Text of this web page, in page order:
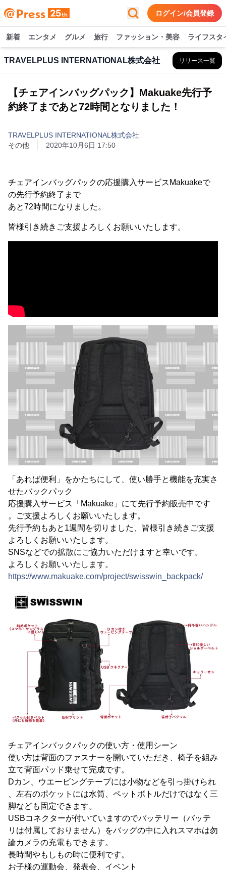
ログイン/会員登録
新着 エンタメ グルメ 旅行 ファッション・美容 ライフスタ
TRAVELPLUS INTERNATIONAL株式会社 リリース一覧
【チェアインバッグパック】Makuake先行予
約終了まであと72時間となりました！
TRAVELPLUS INTERNATIONAL株式会社
その他
2020年10月6日 17:50
チェアインバッグパックの応援購入サービスMakuakeで
の先行予約終了まで
あと72時間になりました。
皆様引き続きご支援よろしくお願いいたします。
「あれば便利」をかたちにして、使い勝手と機能を充実さ
せたバックパック
応援購入サービス「Makuake」にて先行予約販売中です
。ご支援よろしくお願いいたします。
先行予約もあと1週間を切りました、皆様引き続きご支援
よろしくお願いいたします。
SNSなどでの拡散にご協力いただけますと幸いです。
よろしくお願いいたします。
https://www.makuake.com/project/swisswin_backpack/
チェアインバックパックの使い方・使用シーン
使い方は背面のファスナーを開いていただき、椅子を組み
立て背面パッド乗せて完成です。
Dカン、ウエービングテープには小物などを引っ掛けられ
、左右のポケットには水筒、ペットボトルだけではなく三
脚なども固定できます。
USBコネクターが付いていますのでバッテリー（バッテ
リは付属しておりません）をバッグの中に入れスマホは勿
論カメラの充電もできます。
長時間やもしもの時に便利です。
お子様の運動会、発表会、イベント